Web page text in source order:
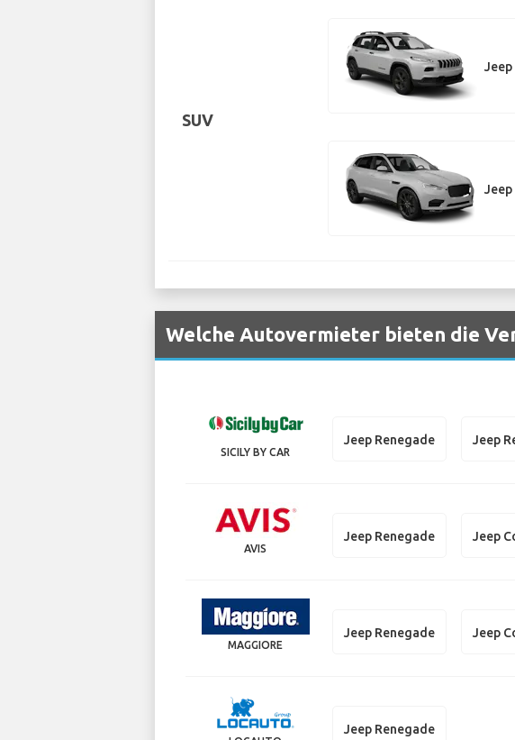
SUV
Jeep
Welche Autovermieter bieten die
SICILY BY CAR
Jeep Renegade Jeep
AVIS
Jeep Renegade Jeep
MAGGIORE
Jeep Renegade Jeep
Jeep Renegade